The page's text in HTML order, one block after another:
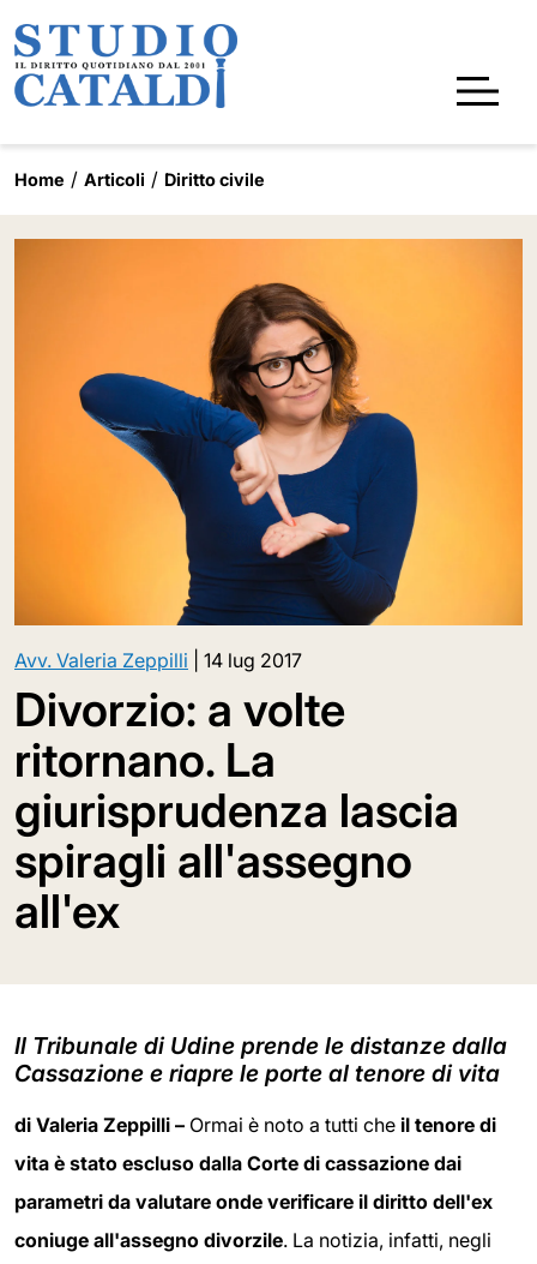
Home Articoli Diritto civile
Avv. Valeria Zeppilli 14 lug 2017
Divorzio: a volte
ritornano. La
giurisprudenza lascia
spiragli all'assegno
all'ex
Il Tribunale di Udine prende le distanze dalla
Cassazione e riapre le porte al tenore di vita
di Valeria Zeppilli – Ormai è noto a tutti che il tenore di
vita è stato escluso dalla Corte di cassazione dai
parametri da valutare onde verificare il diritto dell'ex
coniuge all'assegno divorzile. La notizia, infatti, negli